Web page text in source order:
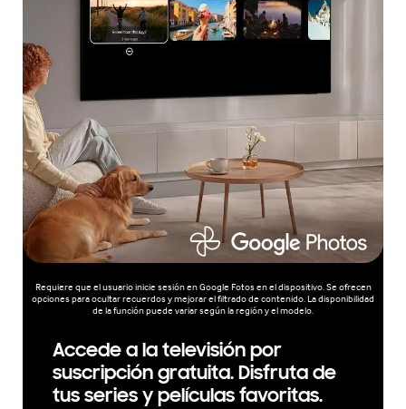
Requiere que el usuario inicie sesión en Google Fotos en el dispositivo. Se ofrecen
opciones para ocultar recuerdos y mejorar el filtrado de contenido. La disponibilidad
de la función puede variar según la región y el modelo.
Accede a la televisión por
suscripción gratuita. Disfruta de
tus series y películas favoritas.